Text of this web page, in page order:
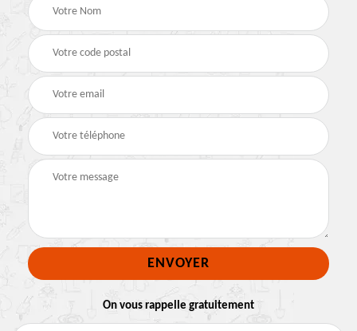
On vous rappelle gratuitement